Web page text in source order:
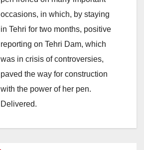
occasions, in which, by staying
in Tehri for two months, positive
reporting on Tehri Dam, which
was in crisis of controversies,
paved the way for construction
with the power of her pen.
Delivered.